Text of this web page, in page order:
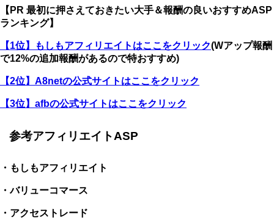
【PR 最初に押さえておきたい大手＆報酬の良いおすすめASP
ランキング】
【1位】もしもアフィリエイトはここをクリック(Wアップ報酬
で12%の追加報酬があるので特おすすめ)
【2位】A8netの公式サイトはここをクリック
【3位】afbの公式サイトはここをクリック
参考アフィリエイトASP
・もしもアフィリエイト
・バリューコマース
・アクセストレード